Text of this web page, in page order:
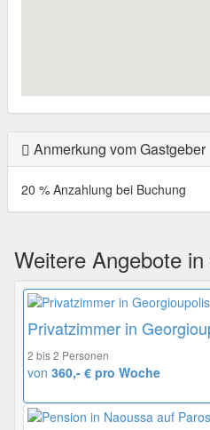
Anmerkung vom Gastgeber
20 % Anzahlung bei Buchung
Weitere Angebote
Privatzimmer in
2 bis 2 Personen
von 360,- € pro Woche